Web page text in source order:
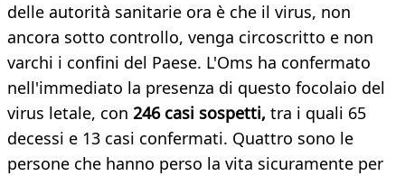
delle autorità sanitarie ora è che il virus, non
ancora sotto controllo, venga circoscritto e non
varchi i confini del Paese. L'Oms ha confermato
nell'immediato la presenza di questo focolaio del
virus letale, con 246 casi sospetti, tra i quali 65
decessi e 13 casi confermati. Quattro sono le
persone che hanno perso la vita sicuramente per